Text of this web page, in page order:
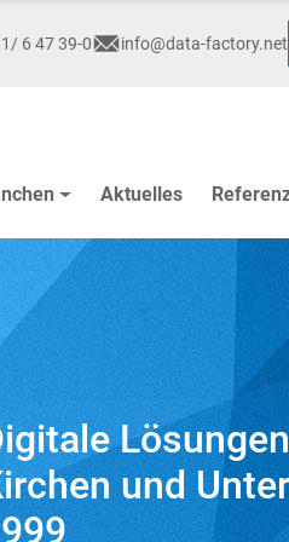
6 47 39-0 info@data-factory.net
Aktuelles
und